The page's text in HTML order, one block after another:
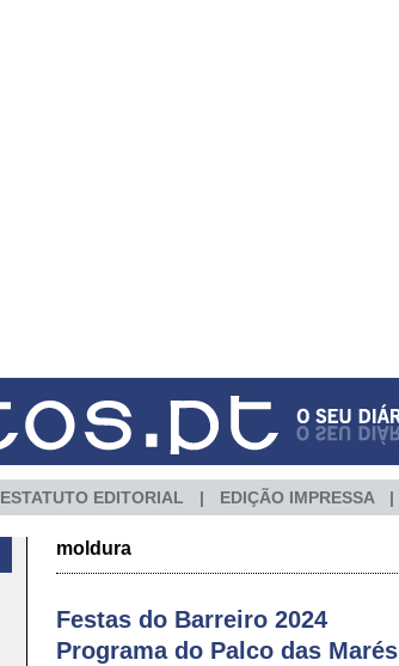
ESTATUTO EDITORIAL EDIÇÃO IMPRESSA
moldura
Festas do Barreiro 2024
Programa do Palco das Marés